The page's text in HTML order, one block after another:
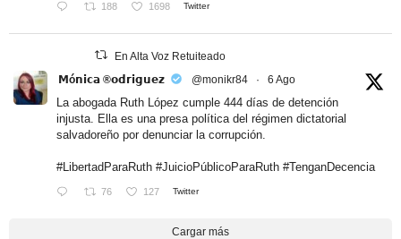
188 1698 Twitter
En Alta Voz Retuiteado
𝗠ó𝗻𝗶𝗰𝗮 ®𝗼𝗱𝗿𝗶𝗴𝘂𝗲𝘇
@monikr84 · 6 Ago
La abogada Ruth López cumple 444 días de detención
injusta. Ella es una presa política del régimen dictatorial
salvadoreño por denunciar la corrupción.
#LibertadParaRuth #JuicioPúblicoParaRuth #TenganDecencia
76 127 Twitter
Cargar más